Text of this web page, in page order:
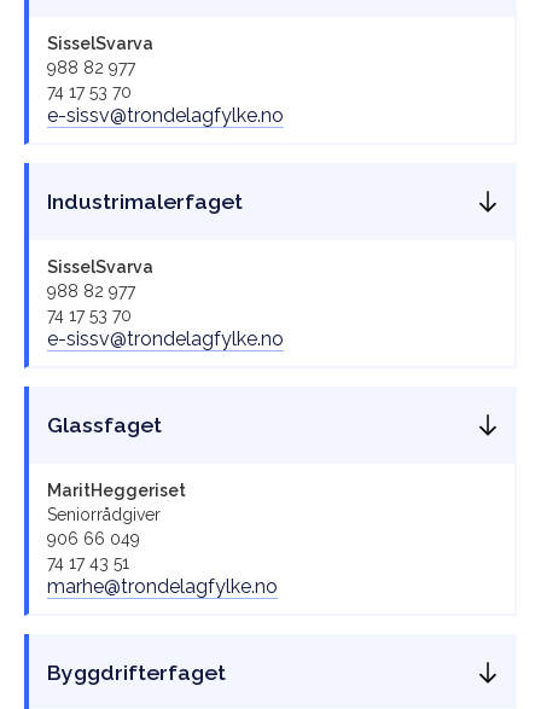
SisselSvarva
988 82 977
74 17 53 70
e-sissv@trondelagfylke.no
Industrimalerfaget
SisselSvarva
988 82 977
74 17 53 70
e-sissv@trondelagfylke.no
Glassfaget
MaritHeggeriset
Seniorrådgiver
906 66 049
74 17 43 51
marhe@trondelagfylke.no
Byggdrifterfaget